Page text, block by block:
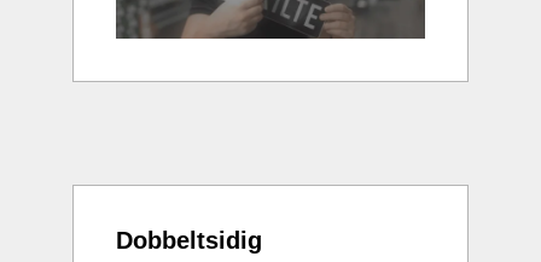
Dobbeltsidig